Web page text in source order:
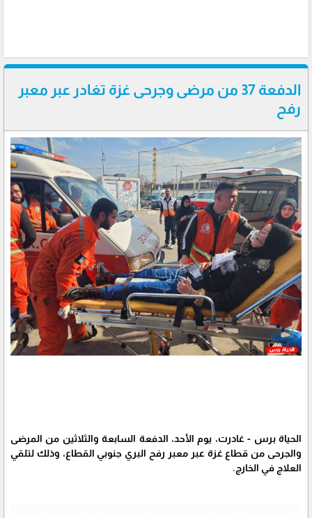
الدفعة 37 من مرضى وجرحى غزة تغادر عبر معبر
رفح
الحياة برس - غادرت، يوم الأحد، الدفعة السابعة والثلاثين من المرضى
والجرحى من قطاع غزة عبر معبر رفح البري جنوبي القطاع، وذلك لتلقي
العلاج في الخارج.